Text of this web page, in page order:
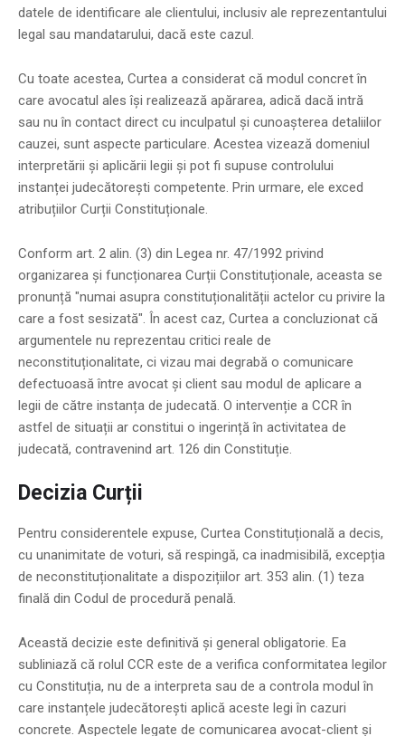
datele de identificare ale clientului, inclusiv ale reprezentantului
legal sau mandatarului, dacă este cazul.
Cu toate acestea, Curtea a considerat că modul concret în
care avocatul ales își realizează apărarea, adică dacă intră
sau nu în contact direct cu inculpatul și cunoașterea detaliilor
cauzei, sunt aspecte particulare. Acestea vizează domeniul
interpretării și aplicării legii și pot fi supuse controlului
instanței judecătorești competente. Prin urmare, ele exced
atribuțiilor Curții Constituționale.
Conform art. 2 alin. (3) din Legea nr. 47/1992 privind
organizarea și funcționarea Curții Constituționale, aceasta se
pronunță "numai asupra constituționalității actelor cu privire la
care a fost sesizată". În acest caz, Curtea a concluzionat că
argumentele nu reprezentau critici reale de
neconstituționalitate, ci vizau mai degrabă o comunicare
defectuoasă între avocat și client sau modul de aplicare a
legii de către instanța de judecată. O intervenție a CCR în
astfel de situații ar constitui o ingerință în activitatea de
judecată, contravenind art. 126 din Constituție.
Decizia Curții
Pentru considerentele expuse, Curtea Constituțională a decis,
cu unanimitate de voturi, să respingă, ca inadmisibilă, excepția
de neconstituționalitate a dispozițiilor art. 353 alin. (1) teza
finală din Codul de procedură penală.
Această decizie este definitivă și general obligatorie. Ea
subliniază că rolul CCR este de a verifica conformitatea legilor
cu Constituția, nu de a interpreta sau de a controla modul în
care instanțele judecătorești aplică aceste legi în cazuri
concrete. Aspectele legate de comunicarea avocat-client și